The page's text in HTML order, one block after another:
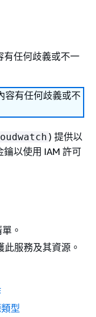
有任何歧義或不一
容有任何歧義或不
) 提供以
以使用 IAM 許可
。
服務及其資源。
型